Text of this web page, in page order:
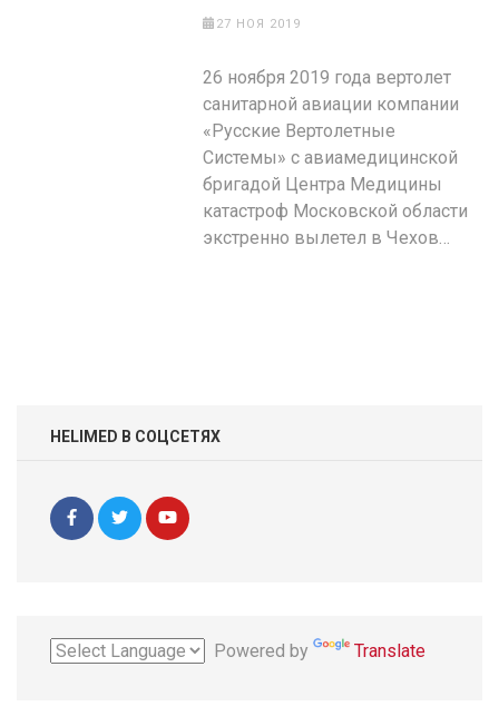
27 НОЯ 2019
26 ноября 2019 года вертолет
санитарной авиации компании
«Русские Вертолетные
Системы» с авиамедицинской
бригадой Центра Медицины
катастроф Московской области
экстренно вылетел в Чехов…
HELIMED В СОЦСЕТЯХ
Powered by Translate